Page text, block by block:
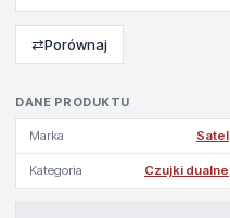
DANE PRODUKTU
Marka Satel
Kategoria Czujki dualne
⇄Porównaj